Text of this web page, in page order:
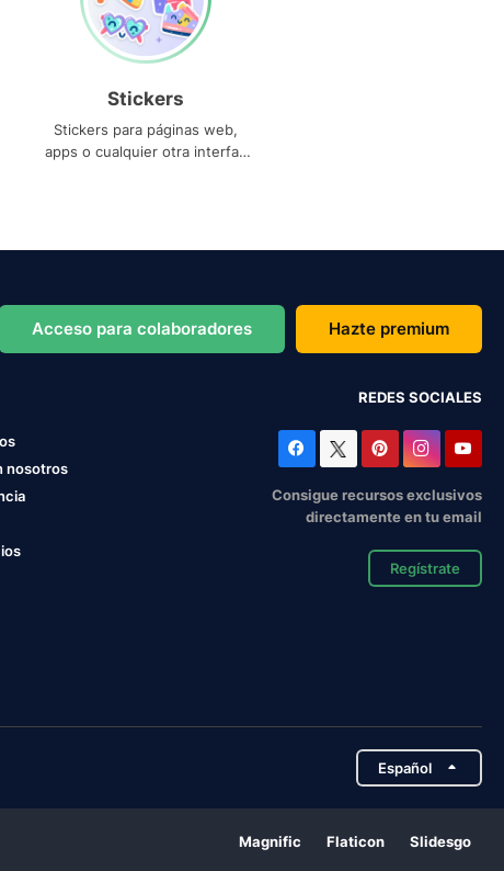
Stickers
Stickers para páginas web,
apps o cualquier otra interfaz
Acceso para colaboradores Hazte premium
nosotros
REDES SOCIALES
Consigue recursos exclusivos
directamente en tu email
Regístrate
Español
Magnific Flaticon Slidesgo